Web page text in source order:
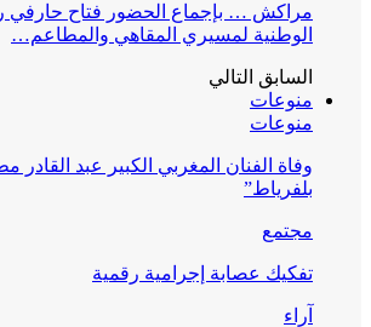
مراكش … بإجماع الحضور فتاح حارفي
الوطنية لمسيري المقاهي والمطاعم…
السابق التالي
منوعات
منوعات
وفاة الفنان المغربي الكبير عبد القادر
بلفرياط”
مجتمع
تفكيك عصابة إجرامية رقمية
آراء